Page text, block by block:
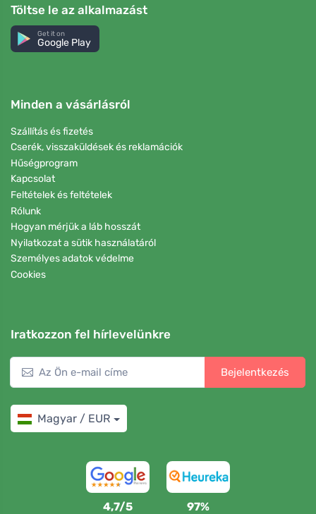
Töltse le az alkalmazást
Get it on
Google Play
Minden a vásárlásról
Szállítás és fizetés
Cserék, visszaküldések és reklamációk
Hűségprogram
Kapcsolat
Feltételek és feltételek
Rólunk
Hogyan mérjük a láb hosszát
Nyilatkozat a sütik használatáról
Személyes adatok védelme
Cookies
Iratkozzon fel hírlevelünkre
Bejelentkezés
Magyar / EUR
4,7/5 97%